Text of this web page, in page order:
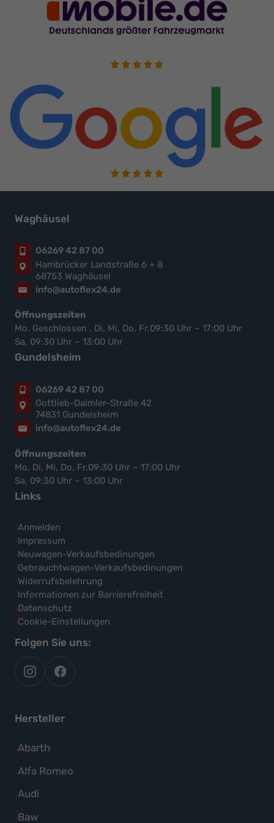
Waghäusel
06269 42 87 00
Hambrücker Landstraße 6 + 8
68753 Waghäusel
info@autoflex24.de
Öffnungszeiten
Mo. Geschlossen , Di, Mi, Do, Fr,09:30 Uhr – 17:00 Uhr
Sa, 09:30 Uhr – 13:00 Uhr
Gundelsheim
06269 42 87 00
Gottlieb-Daimler-Straße 42
74831 Gundelsheim
info@autoflex24.de
Öffnungszeiten
Mo, Di, Mi, Do, Fr,09:30 Uhr – 17:00 Uhr
Sa, 09:30 Uhr – 13:00 Uhr
Links
Anmelden
Impressum
Neuwagen-Verkaufsbedinungen
Gebrauchtwagen-Verkaufsbedinungen
Widerrufsbelehrung
Informationen zur Barrierefreiheit
Datenschutz
Cookie-Einstellungen
Folgen Sie uns:
autoflex
auf
autoflex24
auf
Hersteller
Abarth
Alle
Fahrzeuge
Abarth
anzeigen
Alfa Romeo
Alle
Fahrzeuge
Audi
Alle
Fahrzeuge
Baw
Alle